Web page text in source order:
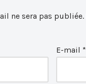
ne sera pas publiée.
E-mail *